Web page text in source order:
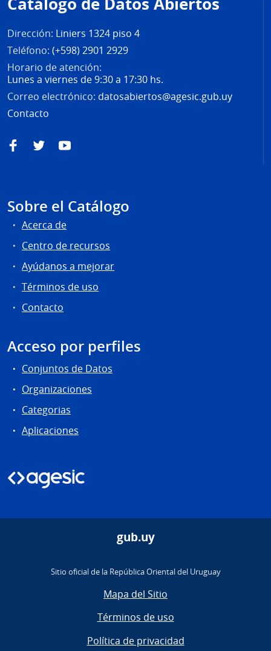
página
Dirección: Liniers 1324 piso 4
Teléfono: (+598) 2901 2929
Horario de atención:
Lunes a viernes de 9:30 a 17:30 hs.
Correo electrónico: datosabiertos@agesic.gub.uy
Contacto
FacebookTwitterYouTube
Sobre el Catálogo
Acerca de
Centro de recursos
Ayúdanos a mejorar
Términos de uso
Contacto
Acceso por perfiles
Conjuntos de Datos
Organizaciones
Categorias
Aplicaciones
gub.uy
Sitio oficial de la República Oriental del Uruguay
Mapa del Sitio
Términos de uso
Política de privacidad